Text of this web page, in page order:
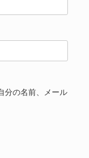
分の名前、メール